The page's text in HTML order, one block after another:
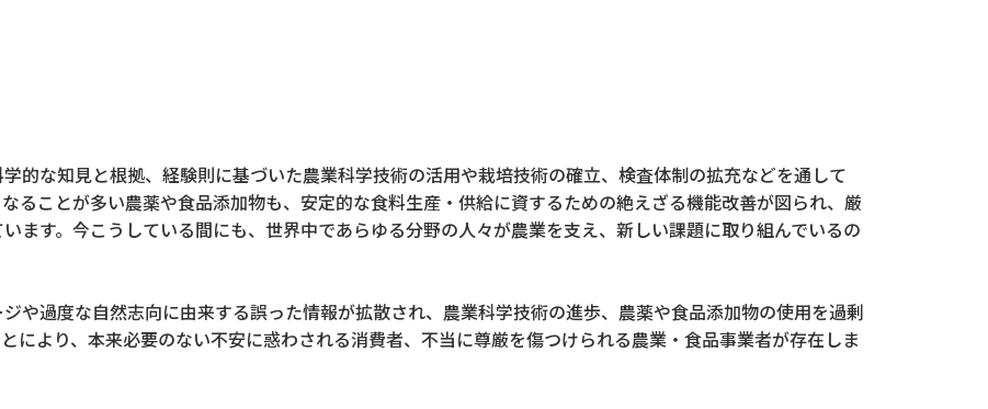
的な知見と根拠、経験則に基づいた農業科学技術の活用や栽培技術の確立、検査体制の拡充などを通して
ることが多い農薬や食品添加物も、安定的な食料生産・供給に資するための絶えざる機能改善が図られ、厳
ます。今こうしている間にも、世界中であらゆる分野の人々が農業を支え、新しい課題に取り組んでいるの
や過度な自然志向に由来する誤った情報が拡散され、農業科学技術の進歩、農薬や食品添加物の使用を過剰
により、本来必要のない不安に惑わされる消費者、不当に尊厳を傷つけられる農業・食品事業者が存在しま